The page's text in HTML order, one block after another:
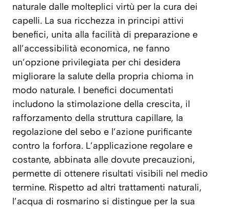
naturale dalle molteplici virtù per la cura dei
capelli. La sua ricchezza in principi attivi
benefici, unita alla facilità di preparazione e
all’accessibilità economica, ne fanno
un’opzione privilegiata per chi desidera
migliorare la salute della propria chioma in
modo naturale. I benefici documentati
includono la stimolazione della crescita, il
rafforzamento della struttura capillare, la
regolazione del sebo e l’azione purificante
contro la forfora. L’applicazione regolare e
costante, abbinata alle dovute precauzioni,
permette di ottenere risultati visibili nel medio
termine. Rispetto ad altri trattamenti naturali,
l’acqua di rosmarino si distingue per la sua